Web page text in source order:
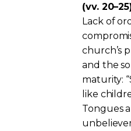
(vv.
Lack of
church’s
and the
maturity:
like
Tongues